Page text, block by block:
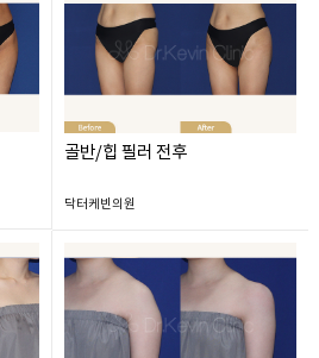
골반/힙 필러 전후
닥터케빈의원